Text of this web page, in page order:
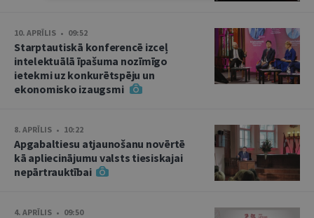
10. APRĪLIS • 09:52
Starptautiskā konferencē izceļ
intelektuālā īpašuma nozīmīgo
ietekmi uz konkurētspēju un
ekonomisko izaugsmi
8. APRĪLIS • 10:22
Apgabaltiesu atjaunošanu novērtē
kā apliecinājumu valsts tiesiskajai
nepārtrauktībai
4. APRĪLIS • 09:50